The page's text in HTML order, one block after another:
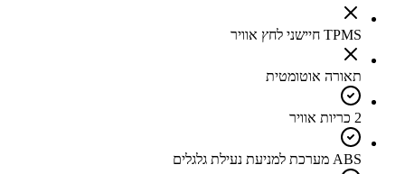
TPMS חיישני לחץ אוויר
תאורה אוטומטית
2 כריות אוויר
ABS מערכת למניעת נעילת גלגלים